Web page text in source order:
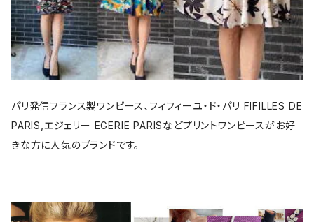
パリ発信フランス製ワンピース、フィフィーユ・ド・パリ FIFILLES DE
PARIS,エジェリー EGERIE PARISなどプリントワンピースがお好
きな方に人気のブランドです。